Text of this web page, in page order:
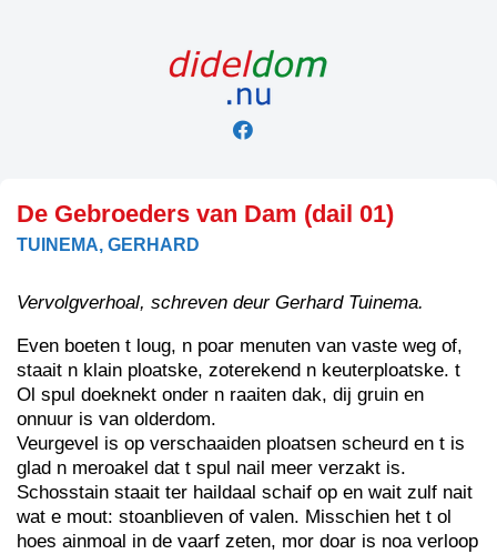
De Gebroeders van Dam (dail 01)
TUINEMA, GERHARD
Vervolgverhoal, schreven deur Gerhard Tuinema.
Even boeten t loug, n poar menuten van vaste weg of,
staait n klain ploatske, zoterekend n keuterploatske. t
Ol spul doeknekt onder n raaiten dak, dij gruin en
onnuur is van olderdom.
Veurgevel is op verschaaiden ploatsen scheurd en t is
glad n meroakel dat t spul nail meer verzakt is.
Schosstain staait ter haildaal schaif op en wait zulf nait
wat e mout: stoanblieven of valen. Misschien het t ol
hoes ainmoal in de vaarf zeten, mor doar is noa verloop